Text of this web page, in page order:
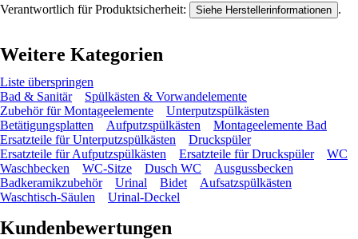
Verantwortlich für Produktsicherheit: Siehe Herstellerinformationen .
Weitere Kategorien
Liste überspringen
Bad & Sanitär
Spülkästen & Vorwandelemente
Zubehör für Montageelemente
Unterputzspülkästen
Betätigungsplatten
Aufputzspülkästen
Montageelemente Bad
Ersatzteile für Unterputzspülkästen
Druckspüler
Ersatzteile für Aufputzspülkästen
Ersatzteile für Druckspüler
WC
Waschbecken
WC-Sitze Dusch WC
Ausgussbecken
Badkeramikzubehör
Urinal Bidet
Aufsatzspülkästen
Waschtisch-Säulen
Urinal-Deckel
Kundenbewertungen